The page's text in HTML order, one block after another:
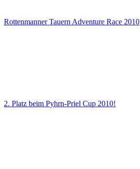
Rottenmanner Tauern Adventure Race 2010
2. Platz beim Pyhrn-Priel Cup 2010!